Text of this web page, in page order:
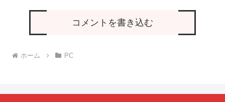
コメントを書き込む
ホーム PC